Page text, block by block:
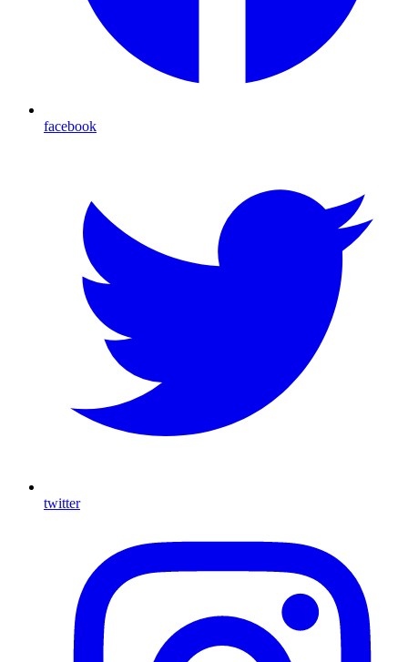
facebook
twitter